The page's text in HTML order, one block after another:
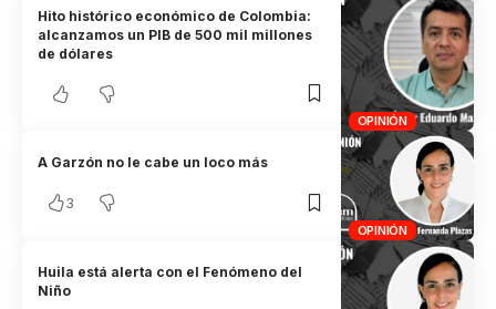
OPINIÓN
Hito histórico económico de Colombia:
alcanzamos un PIB de 500 mil millones
de dólares
OPINIÓN
A Garzón no le cabe un loco más
3
Huila está alerta con el Fenómeno del
Niño